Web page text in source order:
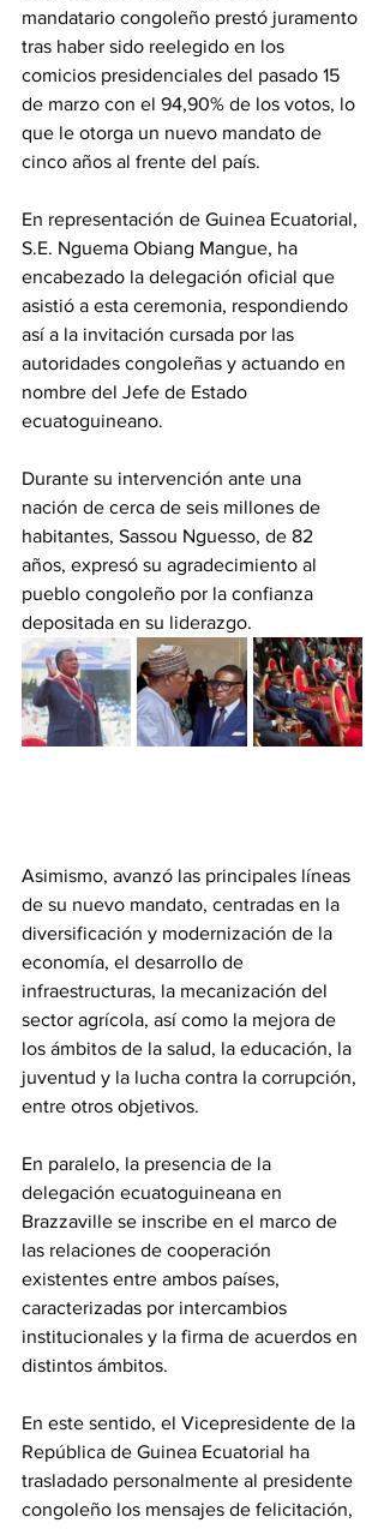
mandatario congoleño prestó juramento
tras haber sido reelegido en los
comicios presidenciales del pasado 15
de marzo con el 94,90% de los votos, lo
que le otorga un nuevo mandato de
cinco años al frente del país.
En representación de Guinea Ecuatorial,
S.E. Nguema Obiang Mangue, ha
encabezado la delegación oficial que
asistió a esta ceremonia, respondiendo
así a la invitación cursada por las
autoridades congoleñas y actuando en
nombre del Jefe de Estado
ecuatoguineano.
Durante su intervención ante una
nación de cerca de seis millones de
habitantes, Sassou Nguesso, de 82
años, expresó su agradecimiento al
pueblo congoleño por la confianza
depositada en su liderazgo.
Asimismo, avanzó las principales líneas
de su nuevo mandato, centradas en la
diversificación y modernización de la
economía, el desarrollo de
infraestructuras, la mecanización del
sector agrícola, así como la mejora de
los ámbitos de la salud, la educación, la
juventud y la lucha contra la corrupción,
entre otros objetivos.
En paralelo, la presencia de la
delegación ecuatoguineana en
Brazzaville se inscribe en el marco de
las relaciones de cooperación
existentes entre ambos países,
caracterizadas por intercambios
institucionales y la firma de acuerdos en
distintos ámbitos.
En este sentido, el Vicepresidente de la
República de Guinea Ecuatorial ha
trasladado personalmente al presidente
congoleño los mensajes de felicitación,